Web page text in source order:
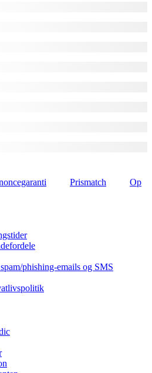
Prismatch
Op
phishing-emails og SMS